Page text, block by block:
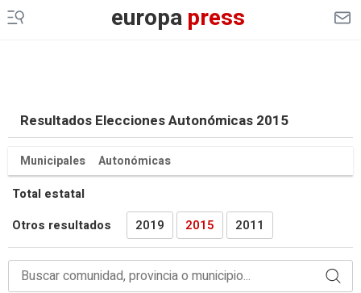
CULTURAOCIO
EPMOTOR
EPAGRO
EPDATA
MERCADOFINANCIERO
ES EUROPA
europapress
Resultados Elecciones Autonómicas 2015
Municipales Autonómicas
Total estatal
Otros resultados
2019 2015 2011